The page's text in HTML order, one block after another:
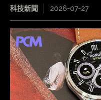
科技新聞 2026-07-27